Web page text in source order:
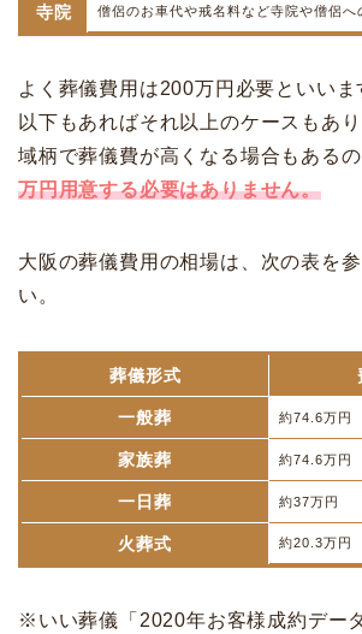
寺院 僧侶のお車代や戒名料など寺院や僧侶へ
よく葬儀費用は200万円必要といい
以下もあればそれ以上のケースもあ
域柄で葬儀費が高くなる場合もある
万円用意する必要はありません。
大阪の葬儀費用の相場は、次の表を
い。
葬儀形式
一般葬 約74.6万円
家族葬 約74.6万円
一日葬 約37万円
火葬式 約20.3万円
※いい葬儀「2020年お客様成約デー